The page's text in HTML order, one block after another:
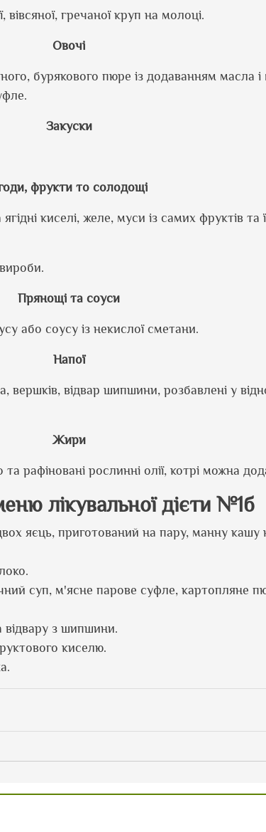
гречаної круп на молоці.
Овочі
бурякового пюре із додаванням масла
Закуски
фрукти то солодощі
киселі, желе, муси із самих фруктів
Прянощі та соуси
або соусу із некислої сметани.
Напої
відвар шипшини, розбавлені у
Жири
рафіновані рослинні олії, котрі можна
лікувальної дієти №1б
яєць, приготований на пару, манну кашу
суп, м'ясне парове суфле, картопляне
відвару з шипшини.
киселю.